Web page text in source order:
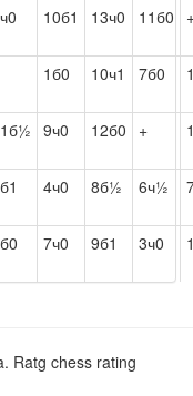
10б1 13ч0 11б0
1б0 10ч1 7б0
9ч0 12б0 +
4ч0 8б½ 6ч½
7ч0 9б1 3ч0
Ratg chess rating